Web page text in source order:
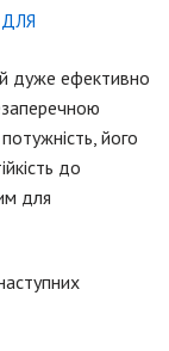
ДЛЯ
дуже ефективно
його
до
для